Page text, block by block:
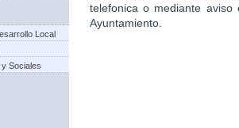
Local
Sociales
telefonica o mediante aviso
Ayuntamiento.